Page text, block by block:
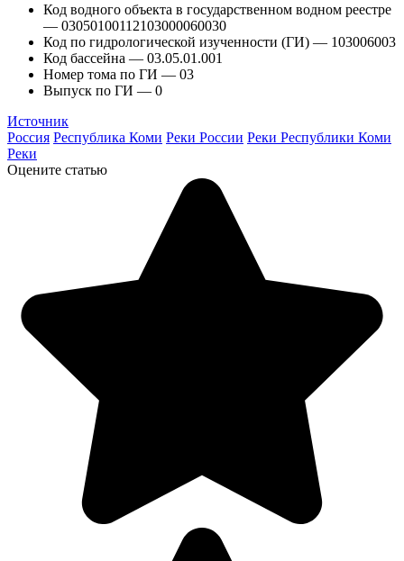
Код водного объекта в государственном водном реестре
— 03050100112103000060030
Код по гидрологической изученности (ГИ) — 103006003
Код бассейна — 03.05.01.001
Номер тома по ГИ — 03
Выпуск по ГИ — 0
Источник
Россия Республика Коми Реки России Реки Республики Коми
Реки
Оцените статью